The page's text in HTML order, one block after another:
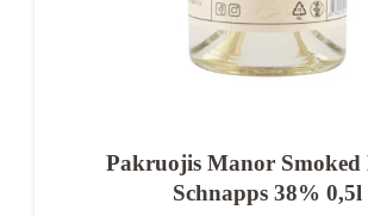
Pakruojis Manor Smoked
Schnapps 38% 0,5l